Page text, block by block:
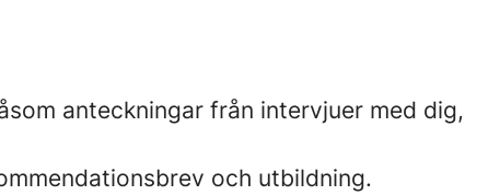
anteckningar från intervjuer med dig,
och utbildning.